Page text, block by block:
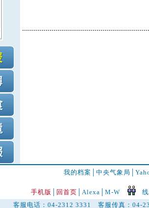
我的档案 │中央气象局 │
手机版 回首页 │Alexa│M-W
客服电话：04-2312 3331 客服传真：